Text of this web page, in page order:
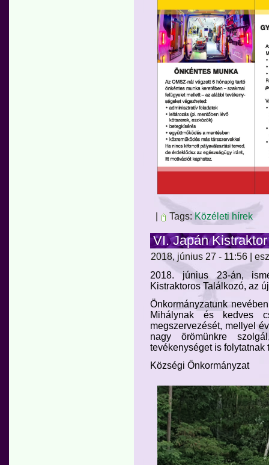
Tags: Közéleti hírek
VI. Japán
2018, június 27 - 11:56 |
2018. június 23-án,
Kistraktoros Találkozó, az
Önkormányzatunk
Mihálynak és kedves
megszervezését, mellyel
nagy örömünkre
tevékenységet is folytatnak
Községi Önkormányzat